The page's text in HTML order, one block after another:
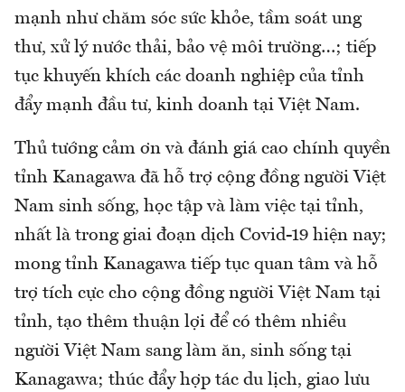
mạnh như chăm sóc sức khỏe, tầm soát ung
thư, xử lý nước thải, bảo vệ môi trường…; tiếp
tục khuyến khích các doanh nghiệp của tỉnh
đẩy mạnh đầu tư, kinh doanh tại Việt Nam.
Thủ tướng cảm ơn và đánh giá cao chính quyền
tỉnh Kanagawa đã hỗ trợ cộng đồng người Việt
Nam sinh sống, học tập và làm việc tại tỉnh,
nhất là trong giai đoạn dịch Covid-19 hiện nay;
mong tỉnh Kanagawa tiếp tục quan tâm và hỗ
trợ tích cực cho cộng đồng người Việt Nam tại
tỉnh, tạo thêm thuận lợi để có thêm nhiều
người Việt Nam sang làm ăn, sinh sống tại
Kanagawa; thúc đẩy hợp tác du lịch, giao lưu